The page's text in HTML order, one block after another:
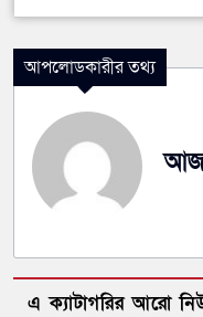
আপলোডকারীর তথ্য
এ ক্যাটাগরির আরো